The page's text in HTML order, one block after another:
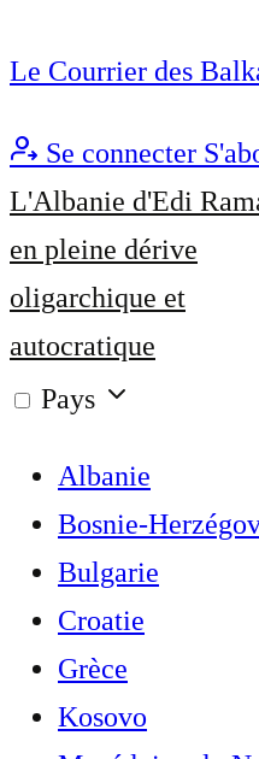
Le Courrier des
Se connecter
L'Albanie d'Edi
en pleine dérive
oligarchique et
autocratique
Pays
Albanie
Bosnie-
Bulgarie
Croatie
Grèce
Kosovo